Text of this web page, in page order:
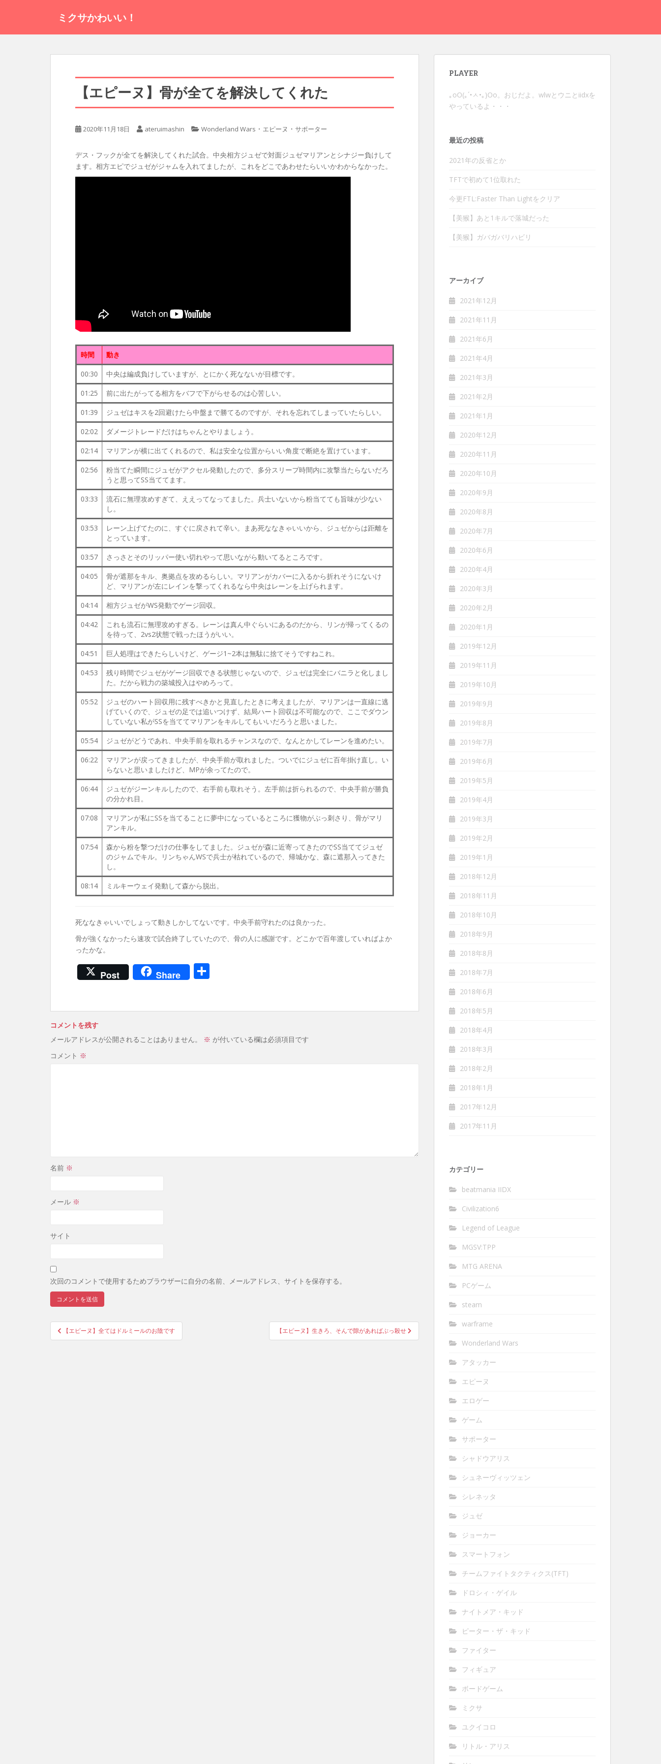
ミクサかわいい！
【エピーヌ】骨が全てを解決してくれた
2020年11月18日 ateruimashin Wonderland Wars ・ エピーヌ ・ サポーター
デス・フックが全てを解決してくれた試合。中央相方ジュゼで対面ジュゼマリアンとシナジー負けして
ます。相方エピでジュゼがジャムを入れてましたが、これをどこであわせたらいいかわからなかった。
時間 動き
00:30 中央は編成負けしていますが、とにかく死なないが目標です。
01:25 前に出たがってる相方をバフで下がらせるのは心苦しい。
01:39 ジュゼはキスを2回避けたら中盤まで勝てるのですが、それを忘れてしまっていたらしい。
02:02 ダメージトレードだけはちゃんとやりましょう。
02:14 マリアンが横に出てくれるので、私は安全な位置からいい角度で断絶を置けています。
02:56
粉当てた瞬間にジュゼがアクセル発動したので、多分スリープ時間内に攻撃当たらないだろ
うと思ってSS当ててます。
03:33
流石に無理攻めすぎて、ええってなってました。兵士いないから粉当てても旨味が少ない
し。
03:53
レーン上げてたのに、すぐに戻されて辛い。まあ死ななきゃいいから、ジュゼからは距離を
とっています。
03:57 さっさとそのリッパー使い切れやって思いながら動いてるところです。
04:05
骨が遮那をキル、奥拠点を攻めるらしい。マリアンがカバーに入るから折れそうにないけ
ど、マリアンが左にレインを撃ってくれるなら中央はレーンを上げられます。
04:14 相方ジュゼがWS発動でゲージ回収。
04:42
これも流石に無理攻めすぎる。レーンは真ん中ぐらいにあるのだから、リンが帰ってくるの
を待って、2vs2状態で戦ったほうがいい。
04:51 巨人処理はできたらしいけど、ゲージ1~2本は無駄に捨てそうですねこれ。
04:53
残り時間でジュゼがゲージ回収できる状態じゃないので、ジュゼは完全にバニラと化しまし
た。だから戦力の築城投入はやめろって。
05:52
ジュゼのハート回収用に残すべきかと見直したときに考えましたが、マリアンは一直線に逃
げていくので、ジュゼの足では追いつけず、結局ハート回収は不可能なので、ここでダウン
していない私がSSを当ててマリアンをキルしてもいいだろうと思いました。
05:54 ジュゼがどうであれ、中央手前を取れるチャンスなので、なんとかしてレーンを進めたい。
06:22
マリアンが戻ってきましたが、中央手前が取れました。ついでにジュゼに百年掛け直し。い
らないと思いましたけど、MPが余ってたので。
06:44
ジュゼがジーンキルしたので、右手前も取れそう。左手前は折られるので、中央手前が勝負
の分かれ目。
07:08
マリアンが私にSSを当てることに夢中になっているところに獲物がぶっ刺さり、骨がマリ
アンキル。
07:54
森から粉を撃つだけの仕事をしてました。ジュゼが森に近寄ってきたのでSS当ててジュゼ
のジャムでキル。リンちゃんWSで兵士が枯れているので、帰城かな、森に遮那入ってきた
し。
08:14 ミルキーウェイ発動して森から脱出。
死ななきゃいいでしょって動きしかしてないです。中央手前守れたのは良かった。
骨が強くなかったら速攻で試合終了していたので、骨の人に感謝です。どこかで百年渡していればよか
ったかな。
Post Share
コメントを残す
メールアドレスが公開されることはありません。
※ が付いている欄は必須項目です
コメント ※
名前 ※
メール ※
サイト
次回のコメントで使用するためブラウザーに自分の名前、メールアドレス、サイトを保存する。
投
稿
【エピーヌ】全てはドルミールのお陰です 【エピーヌ】生きろ、そんで隙があればぶっ殺せ
PLAYER
｡оО(｡´•ㅅ•｡)Оо。おじだよ。wlwとウニとiidxを
やっているよ・・・
最近の投稿
2021年の反省とか
TFTで初めて1位取れた
今更FTL:Faster Than Lightをクリア
【美猴】あと1キルで落城だった
【美猴】ガバガバリハビリ
アーカイブ
2021年12月
2021年11月
2021年6月
2021年4月
2021年3月
2021年2月
2021年1月
2020年12月
2020年11月
2020年10月
2020年9月
2020年8月
2020年7月
2020年6月
2020年4月
2020年3月
2020年2月
2020年1月
2019年12月
2019年11月
2019年10月
2019年9月
2019年8月
2019年7月
2019年6月
2019年5月
2019年4月
2019年3月
2019年2月
2019年1月
2018年12月
2018年11月
2018年10月
2018年9月
2018年8月
2018年7月
2018年6月
2018年5月
2018年4月
2018年3月
2018年2月
2018年1月
2017年12月
2017年11月
カテゴリー
beatmania IIDX
Civilization6
Legend of League
MGSV:TPP
MTG ARENA
PCゲーム
steam
warframe
Wonderland Wars
アタッカー
エピーヌ
エロゲー
ゲーム
サポーター
シャドウアリス
シュネーヴィッツェン
シレネッタ
ジュゼ
ジョーカー
スマートフォン
チームファイトタクティクス(TFT)
ドロシィ・ゲイル
ナイトメア・キッド
ピーター・ザ・キッド
ファイター
フィギュア
ボードゲーム
ミクサ
ユクイコロ
リトル・アリス